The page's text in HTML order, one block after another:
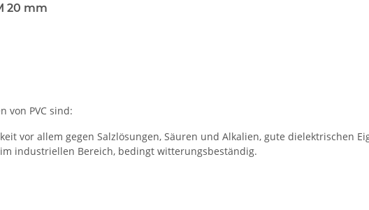
20 mm
von PVC sind:
vor allem gegen Salzlösungen, Säuren und Alkalien, gute dielektrischen
industriellen Bereich, bedingt witterungsbeständig.